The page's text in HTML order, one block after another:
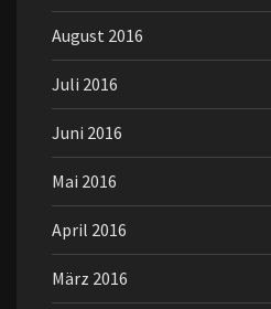
August 2016
Juli 2016
Juni 2016
Mai 2016
April 2016
März 2016